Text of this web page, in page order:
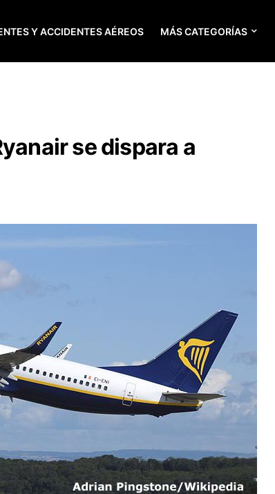
Y ACCIDENTES AÉREOS MÁS CATEGORÍAS
se dispara a